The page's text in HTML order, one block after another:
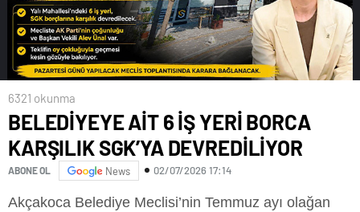
6321 okunma
BELEDİYEYE AİT 6 İŞ YERİ BORCA
KARŞILIK SGK’YA DEVREDİLİYOR
ABONE OL News 02/07/2026 17:14
Akçakoca Belediye Meclisi’nin Temmuz ayı olağan